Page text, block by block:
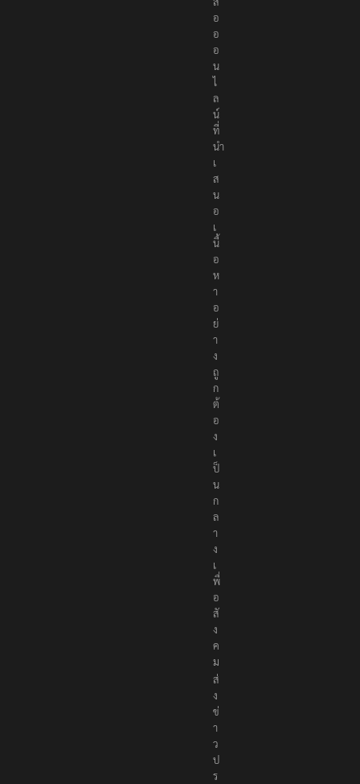
สื่
อ
อ
อ
น
ไ
ล
น์
ที่
นำ
เ
ส
น
อ
เ
นื้
อ
ห
า
อ
ย่
า
ง
ถู
ก
ต้
อ
ง
เ
ป็
น
ก
ล
า
ง
เ
พื่
อ
สั
ง
ค
ม
ส่
ง
ข่
า
ว
ป